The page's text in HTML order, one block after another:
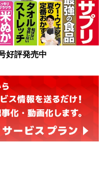
好評発売中